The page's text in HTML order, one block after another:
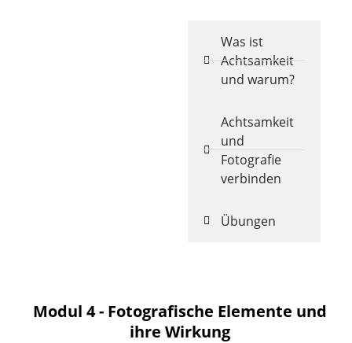
Was ist
Achtsamkeit
und warum?
Achtsamkeit
und
Fotografie
verbinden
Übungen
Modul 4 - Fotografische Elemente und
ihre Wirkung